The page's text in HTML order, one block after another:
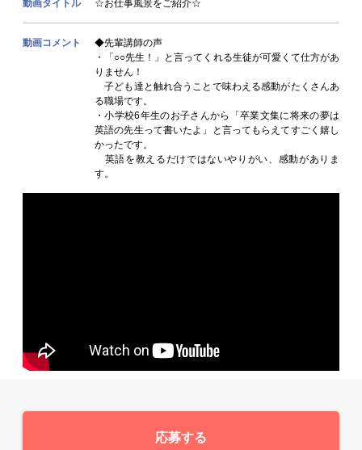
動画タイトル ☆お仕事風景をご紹介☆
動画コメント
◆先輩講師の声
・「○○先生！」と言ってくれる生徒が可愛くて仕方があ
りません！
子ども達と触れ合うことで味わえる感動がたくさんあ
る職場です。
・小学校6年生のお子さんから「卒業文集に将来の夢は
英語の先生って書いたよ」と言ってもらえてすごく嬉し
かったです。
英語を教えるだけではないやりがい、感動がありま
す。
応募する